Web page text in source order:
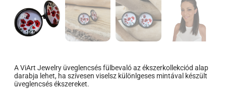
A ViArt Jewelry üveglencsés fülbevaló az ékszerkollekciód alap
darabja lehet, ha szívesen viselsz különlgeses mintával készült
üveglencsés ékszereket.